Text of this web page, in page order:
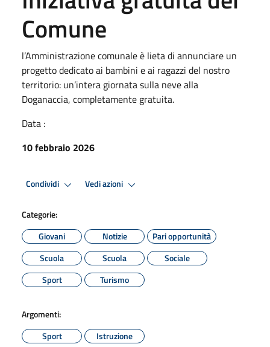
Comune
l’Amministrazione comunale è lieta di annunciare un
progetto dedicato ai bambini e ai ragazzi del nostro
territorio: un’intera giornata sulla neve alla
Doganaccia, completamente gratuita.
Data :
10 febbraio 2026
Condividi Vedi azioni
Categorie:
Giovani
Notizie
Pari opportunità
Scuola
Scuola
Sociale
Sport
Turismo
Argomenti:
Sport
Istruzione